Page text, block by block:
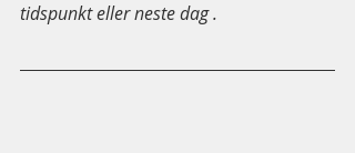
tidspunkt eller neste dag .